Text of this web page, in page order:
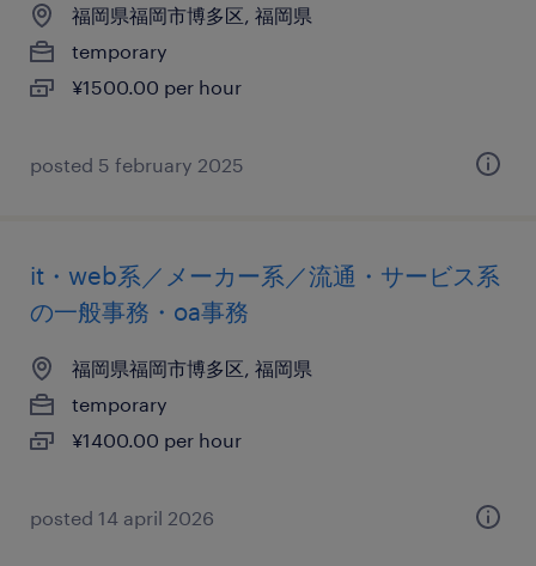
福岡県福岡市博多区, 福岡県
temporary
¥1500.00 per hour
posted 5 february 2025
it・web系／メーカー系／流通・サービス系
の一般事務・oa事務
福岡県福岡市博多区, 福岡県
temporary
¥1400.00 per hour
posted 14 april 2026